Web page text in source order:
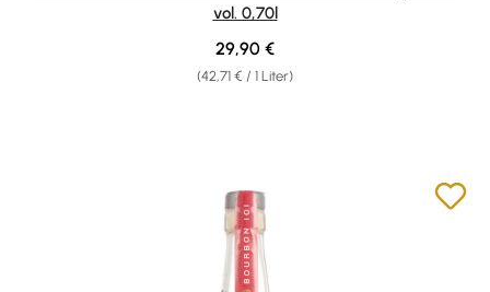
vol. 0,70l
(42,71 € / 1 Liter)
Regulärer Preis:
29,90 €